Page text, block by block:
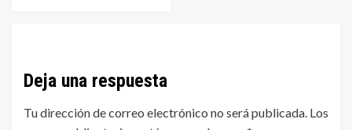
Deja una respuesta
Tu dirección de correo electrónico no será publicada. Los